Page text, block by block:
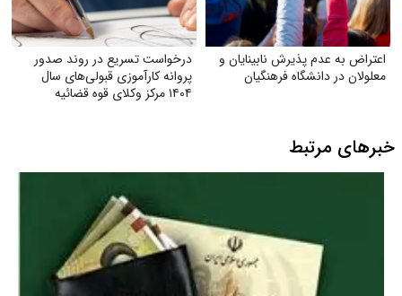
اعتراض به عدم پذیرش نابینایان و
معلولان در دانشگاه فرهنگیان
درخواست تسریع در روند صدور
پروانه کارآموزی قبولی‌های سال
۱۴۰۴ مرکز وکلای قوه‌ قضائیه
خبرهای مرتبط